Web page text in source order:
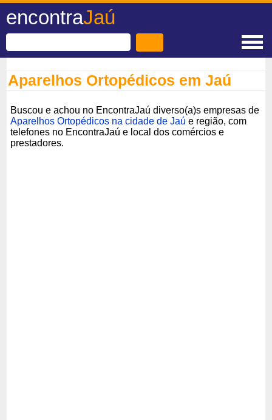
encontraJaú
Aparelhos Ortopédicos em Jaú
Buscou e achou no EncontraJaú diverso(a)s empresas de
Aparelhos Ortopédicos na cidade de Jaú e região, com
telefones no EncontraJaú e local dos comércios e
prestadores.